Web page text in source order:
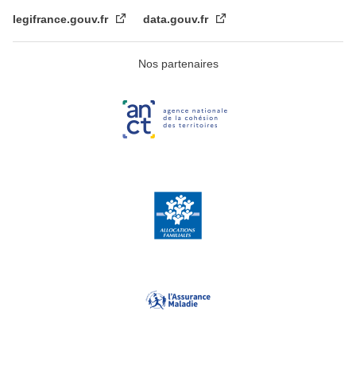
legifrance.gouv.fr data.gouv.fr
Nos partenaires